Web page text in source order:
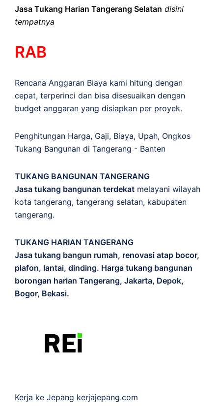
Jasa Tukang Harian Tangerang Selatan disini
tempatnya
RAB
Rencana Anggaran Biaya kami hitung dengan
cepat, terperinci dan bisa disesuaikan dengan
budget anggaran yang disiapkan per proyek.
Penghitungan Harga, Gaji, Biaya, Upah, Ongkos
Tukang Bangunan di Tangerang - Banten
TUKANG BANGUNAN TANGERANG
Jasa tukang bangunan terdekat melayani wilayah
kota tangerang, tangerang selatan, kabupaten
tangerang.
TUKANG HARIAN TANGERANG
Jasa tukang bangun rumah, renovasi atap bocor,
plafon, lantai, dinding. Harga tukang bangunan
borongan harian Tangerang, Jakarta, Depok,
Bogor, Bekasi.
Kerja ke Jepang kerjajepang.com